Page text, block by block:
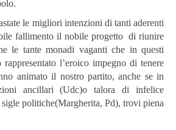
le migliori intenzioni di tanti aderenti
fallimento il nobile progetto di riunire
le tante monadi vaganti che in questi
l’eroico impegno di tenere
animato il nostro partito, anche se in
ancillari (Udc)o talora di infelice
politiche(Margherita, Pd), trovi piena